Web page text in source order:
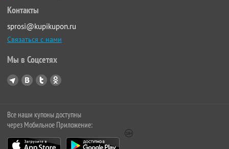
Контакты
sprosi@kupikupon.ru
Связаться с нами
Мы в Соцсетях
Все наши купоны доступны
через Мобильное Приложение: